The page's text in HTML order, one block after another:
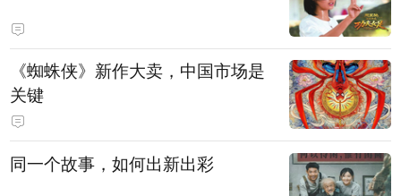
《蜘蛛侠》新作大卖，中国市场是
关键
同一个故事，如何出新出彩